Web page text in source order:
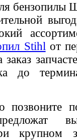
бензопилы
Stihlот
до
позвоните
крупном